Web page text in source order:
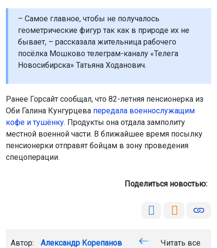
– Самое главное, чтобы не получалось
геометрические фигур так как в природе их не
бывает, – рассказала жительница рабочего
посёлка Мошково телеграм-каналу «Телега
Новосибирска» Татьяна Ходанович.
Ранее Горсайт сообщал, что 82-летняя пенсионерка из
Оби Галина Кунгурцева передала военнослужащим
кофе и тушёнку. Продукты она отдала замполиту
местной военной части. В ближайшее время посылку
пенсионерки отправят бойцам в зону проведения
спецоперации.
Поделиться новостью:
Автор: Александр Корепанов
Читать все